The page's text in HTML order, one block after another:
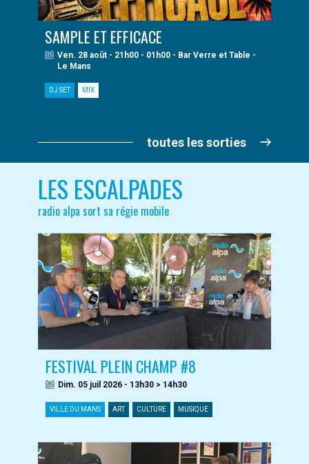
SAMPLE ET EFFICACE
Ven. 28 août - 21h00 - 01h00 - Bar Verre et Table -
Le Mans
DJ SET MIX
toutes les sorties
LES ESCALPADES
radio alpa sort sa régie mobile
FESTIVAL PLEIN CHAMP #8
Dim. 05 juil 2026 - 13h30 > 14h30
VILLE DU MANS ART CULTURE MUSIQUE